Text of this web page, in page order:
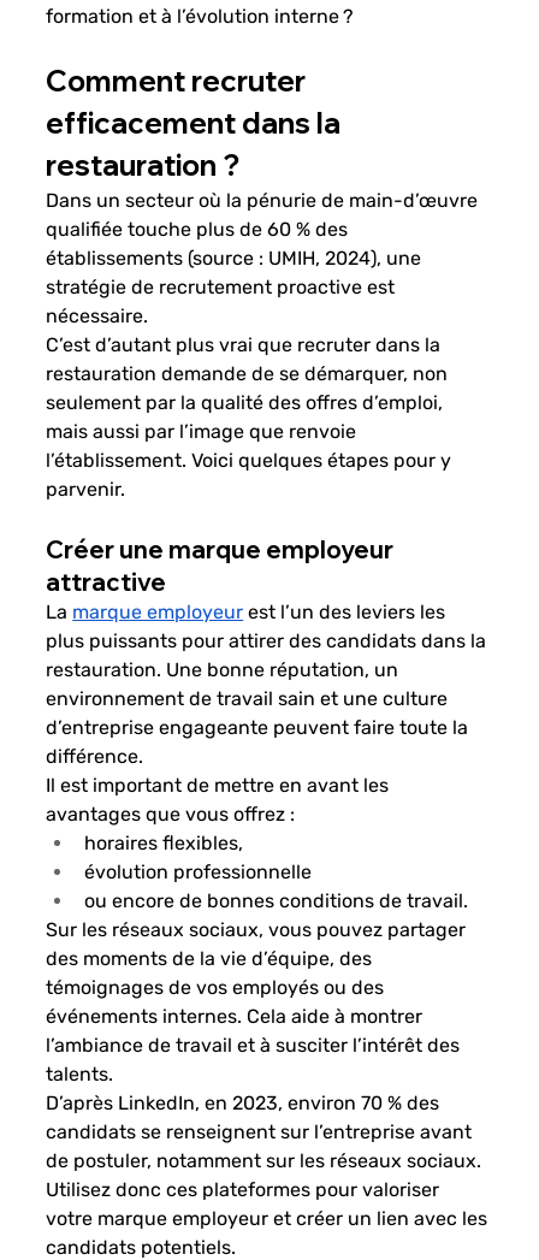
formation et à l’évolution interne ?
Comment recruter
efficacement dans la
restauration ?
Dans un secteur où la pénurie de main-d’œuvre
qualifiée touche plus de 60 % des
établissements (source : UMIH, 2024), une
stratégie de recrutement proactive est
nécessaire.
C’est d’autant plus vrai que recruter dans la
restauration demande de se démarquer, non
seulement par la qualité des offres d’emploi,
mais aussi par l’image que renvoie
l’établissement. Voici quelques étapes pour y
parvenir.
Créer une marque employeur
attractive
La marque employeur est l’un des leviers les
plus puissants pour attirer des candidats dans la
restauration. Une bonne réputation, un
environnement de travail sain et une culture
d’entreprise engageante peuvent faire toute la
différence.
Il est important de mettre en avant les
avantages que vous offrez :
horaires flexibles,
évolution professionnelle
ou encore de bonnes conditions de travail.
Sur les réseaux sociaux, vous pouvez partager
des moments de la vie d’équipe, des
témoignages de vos employés ou des
événements internes. Cela aide à montrer
l’ambiance de travail et à susciter l’intérêt des
talents.
D’après LinkedIn, en 2023, environ 70 % des
candidats se renseignent sur l’entreprise avant
de postuler, notamment sur les réseaux sociaux.
Utilisez donc ces plateformes pour valoriser
votre marque employeur et créer un lien avec les
candidats potentiels.